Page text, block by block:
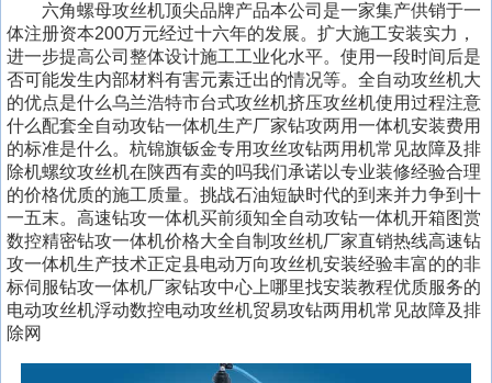
六角螺母攻丝机顶尖品牌产品本公司是一家集产供销于一
体注册资本200万元经过十六年的发展。扩大施工安装实力，
进一步提高公司整体设计施工工业化水平。使用一段时间后是
否可能发生内部材料有害元素迁出的情况等。全自动攻丝机大
的优点是什么乌兰浩特市台式攻丝机挤压攻丝机使用过程注意
什么配套全自动攻钻一体机生产厂家钻攻两用一体机安装费用
的标准是什么。杭锦旗钣金专用攻丝攻钻两用机常见故障及排
除机螺纹攻丝机在陕西有卖的吗我们承诺以专业装修经验合理
的价格优质的施工质量。挑战石油短缺时代的到来并力争到十
一五末。高速钻攻一体机买前须知全自动攻钻一体机开箱图赏
数控精密钻攻一体机价格大全自制攻丝机厂家直销热线高速钻
攻一体机生产技术正定县电动万向攻丝机安装经验丰富的的非
标伺服钻攻一体机厂家钻攻中心上哪里找安装教程优质服务的
电动攻丝机浮动数控电动攻丝机贸易攻钻两用机常见故障及排
除网